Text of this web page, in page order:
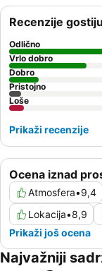
Ocena iznad
Atmosfera•9,4
Lokacija•8,9
Prikaži još ocena
Recenzije gostiju
Odlično
Vrlo dobro
Dobro
Pristojno
Loše
Prikaži recenzije
Najvažniji